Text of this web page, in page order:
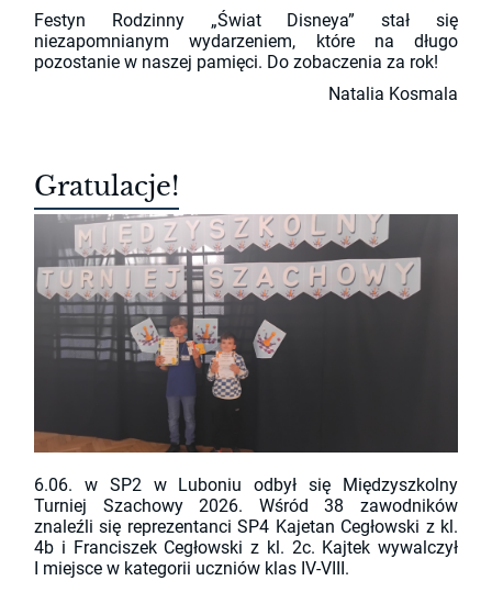
Festyn Rodzinny „Świat Disneya” stał się
niezapomnianym wydarzeniem, które na długo
pozostanie w naszej pamięci. Do zobaczenia za rok!
Natalia Kosmala
Gratulacje!
6.06. w SP2 w Luboniu odbył się Międzyszkolny
Turniej Szachowy 2026. Wśród 38 zawodników
znaleźli się reprezentanci SP4 Kajetan Cegłowski z kl.
4b i Franciszek Cegłowski z kl. 2c. Kajtek wywalczył
I miejsce w kategorii uczniów klas IV-VIII.